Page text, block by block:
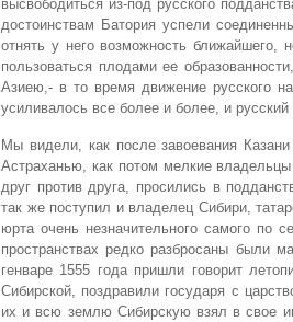
высвободиться из-под русского
достоинствам Батория успели
отнять у него возможность ближайшего,
пользоваться плодами ее
Азиею,- в то время движение русского
усиливалось все более и более, и
Мы видели, как после завоевания
Астраханью, как потом мелкие
друг против друга, просились в
так же поступил и владелец Сибири,
юрта очень незначительного самого по
пространствах редко разбросаны были
генваре 1555 года пришли говорит
Сибирской, поздравили государя с
их и всю землю Сибирскую взял в свое